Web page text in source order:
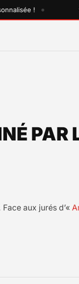
! • ♥
PAR
aux jurés d’«